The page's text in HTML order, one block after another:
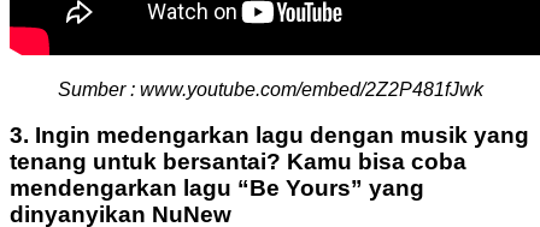
Sumber : www.youtube.com/embed/2Z2P481fJwk
3. Ingin medengarkan lagu dengan musik yang
tenang untuk bersantai? Kamu bisa coba
mendengarkan lagu “Be Yours” yang
dinyanyikan NuNew